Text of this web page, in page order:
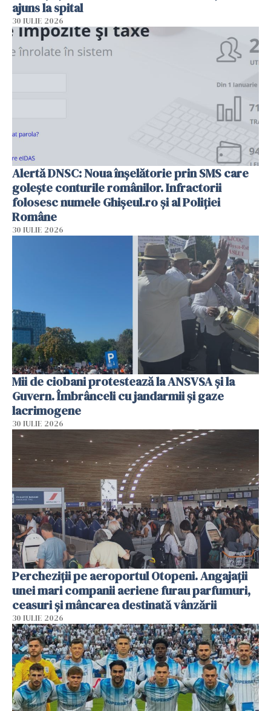
ajuns la spital
30 IULIE 2026
Alertă DNSC: Noua înșelătorie prin SMS care
golește conturile românilor. Infractorii
folosesc numele Ghișeul.ro și al Poliției
Române
30 IULIE 2026
Mii de ciobani protestează la ANSVSA și la
Guvern. Îmbrânceli cu jandarmii și gaze
lacrimogene
30 IULIE 2026
Percheziții pe aeroportul Otopeni. Angajații
unei mari companii aeriene furau parfumuri,
ceasuri și mâncarea destinată vânzării
30 IULIE 2026